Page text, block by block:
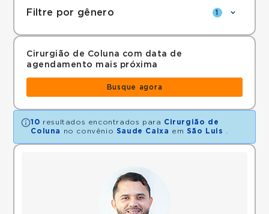
Filtre por gênero 1
Cirurgião de Coluna com data de
agendamento mais próxima
Busque agora
10 resultados encontrados para Cirurgião de
Coluna
no convênio Saude Caixa em São Luis